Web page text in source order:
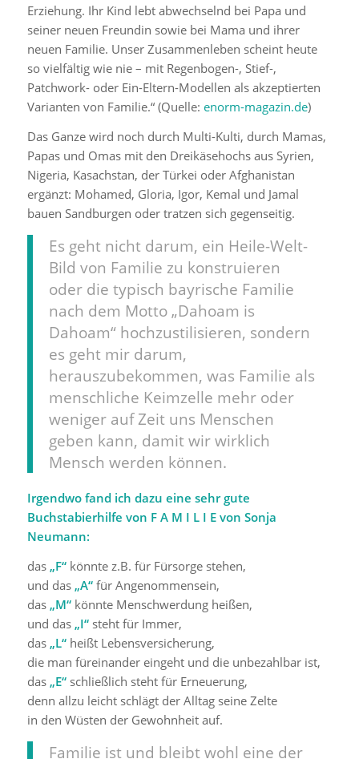
Erziehung. Ihr Kind lebt abwechselnd bei Papa und
seiner neuen Freundin sowie bei Mama und ihrer
neuen Familie. Unser Zusammenleben scheint heute
so vielfältig wie nie – mit Regenbogen-, Stief-,
Patchwork- oder Ein-Eltern-Modellen als akzeptierten
Varianten von Familie.“ (Quelle: enorm-magazin.de)
Das Ganze wird noch durch Multi-Kulti, durch Mamas,
Papas und Omas mit den Dreikäsehochs aus Syrien,
Nigeria, Kasachstan, der Türkei oder Afghanistan
ergänzt: Mohamed, Gloria, Igor, Kemal und Jamal
bauen Sandburgen oder tratzen sich gegenseitig.
Es geht nicht darum, ein Heile-Welt-
Bild von Familie zu konstruieren
oder die typisch bayrische Familie
nach dem Motto „Dahoam is
Dahoam“ hochzustilisieren, sondern
es geht mir darum,
herauszubekommen, was Familie als
menschliche Keimzelle mehr oder
weniger auf Zeit uns Menschen
geben kann, damit wir wirklich
Mensch werden können.
Irgendwo fand ich dazu eine sehr gute
Buchstabierhilfe von F A M I L I E von Sonja
Neumann:
das „F“könnte z.B. für Fürsorge stehen,
und das „A“für Angenommensein,
das „M“könnte Menschwerdung heißen,
und das „I“steht für Immer,
das „L“heißt Lebensversicherung,
die man füreinander eingeht und die unbezahlbar ist,
das „E“schließlich steht für Erneuerung,
denn allzu leicht schlägt der Alltag seine Zelte
in den Wüsten der Gewohnheit auf.
Familie ist und bleibt wohl eine der